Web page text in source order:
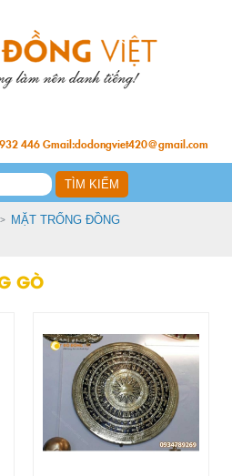
446 Gmail:dodongviet420@gmail.com
MẶT TRỐNG ĐỒNG
GÒ